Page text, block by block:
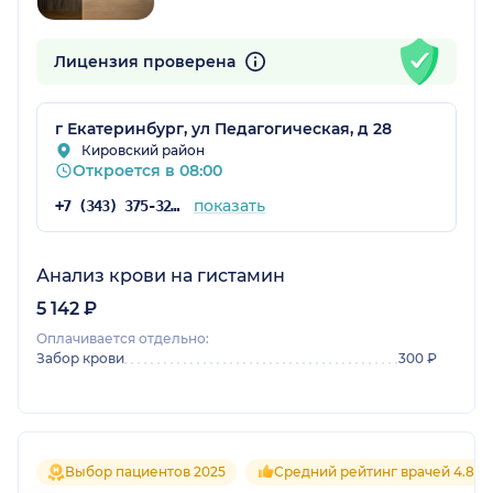
Лицензия проверена
г Екатеринбург, ул Педагогическая, д 28
Кировский район
Откроется в 08:00
+7 (343) 375-32-09 показать
Анализ крови на гистамин
5 142 ₽
Оплачивается отдельно:
Забор крови
300 ₽
Выбор пациентов 2025 Средний рейтинг врачей 4.8